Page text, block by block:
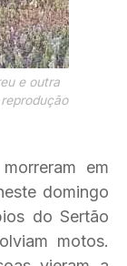
e outra
em
domingo
do Sertão
motos.